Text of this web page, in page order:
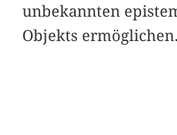
unbekannten
Objekts ermöglichen.